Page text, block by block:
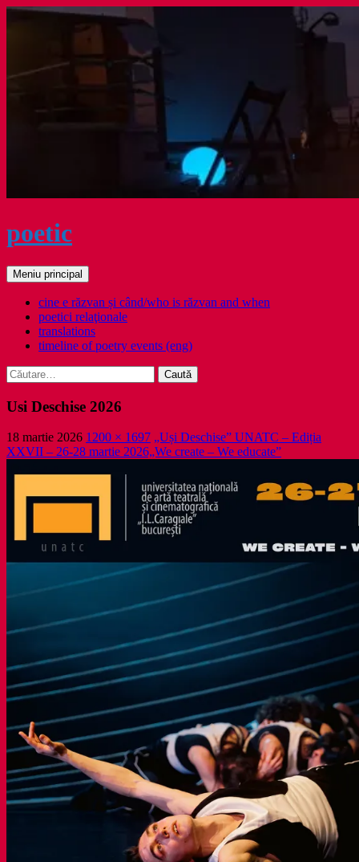
Sari
poetic
Caută
Meniu principal
cine e răzvan și când/who is răzvan and when
poetici relaţionale
translations
timeline of poetry events (eng)
Caută
după:
Usi Deschise 2026
18 martie 2026 1200 × 1697 „Uși Deschise” UNATC – Ediția
XXVII – 26-28 martie 2026„We create – We educate”